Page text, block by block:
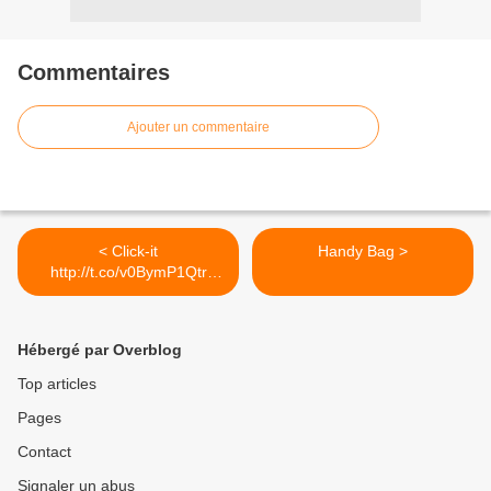
Commentaires
Ajouter un commentaire
< Click-it
http://t.co/v0BymP1Qtr
#parrainage
Handy Bag >
Hébergé par Overblog
Top articles
Pages
Contact
Signaler un abus